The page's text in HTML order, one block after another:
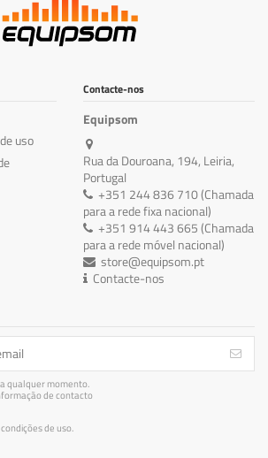
uso
Contacte-nos
Equipsom
Rua da Douroana, 194, Leiria,
Portugal
+351 244 836 710 (Chamada
para a rede fixa nacional)
+351 914 443 665 (Chamada
para a rede móvel nacional)
store@equipsom.pt
Contacte-nos
qualquer momento.
de contacto
de uso.